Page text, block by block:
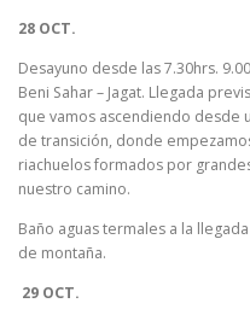
28 OCT.
Desayuno desde las 7.30hrs.
Beni Sahar – Jagat. Llegada
que vamos ascendiendo desde
de transición, donde
riachuelos formados por
nuestro camino.
Baño aguas termales a la
de montaña.
29 OCT.